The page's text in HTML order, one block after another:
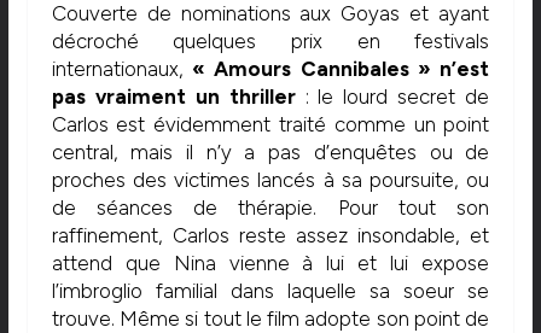
Couverte de nominations aux Goyas et ayant
décroché quelques prix en festivals
internationaux, « Amours Cannibales » n’est
pas vraiment un thriller: le lourd secret de
Carlos est évidemment traité comme un point
central, mais il n’y a pas d’enquêtes ou de
proches des victimes lancés à sa poursuite, ou
de séances de thérapie. Pour tout son
raffinement, Carlos reste assez insondable, et
attend que Nina vienne à lui et lui expose
l’imbroglio familial dans laquelle sa soeur se
trouve. Même si tout le film adopte son point de